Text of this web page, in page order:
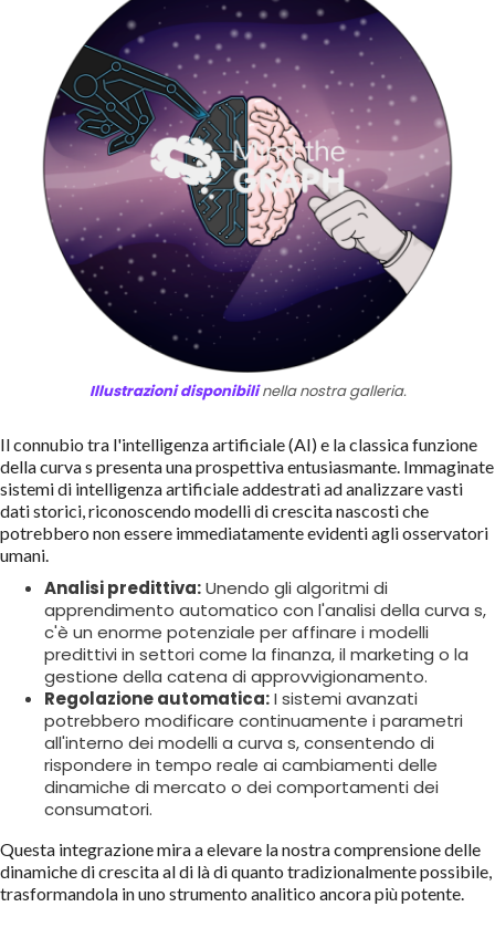
Illustrazioni disponibilinella nostra galleria.
Il connubio tra l'intelligenza artificiale (AI) e la classica funzione
della curva s presenta una prospettiva entusiasmante. Immaginate
sistemi di intelligenza artificiale addestrati ad analizzare vasti
dati storici, riconoscendo modelli di crescita nascosti che
potrebbero non essere immediatamente evidenti agli osservatori
umani.
Analisi predittiva:Unendo gli algoritmi di
apprendimento automatico con l'analisi della curva s,
c'è un enorme potenziale per affinare i modelli
predittivi in settori come la finanza, il marketing o la
gestione della catena di approvvigionamento.
Regolazione automatica:I sistemi avanzati
potrebbero modificare continuamente i parametri
all'interno dei modelli a curva s, consentendo di
rispondere in tempo reale ai cambiamenti delle
dinamiche di mercato o dei comportamenti dei
consumatori.
Questa integrazione mira a elevare la nostra comprensione delle
dinamiche di crescita al di là di quanto tradizionalmente possibile,
trasformandola in uno strumento analitico ancora più potente.